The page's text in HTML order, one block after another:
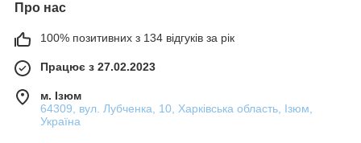
Про нас
100% позитивних з 134 відгуків за рік
Працює з 27.02.2023
м. Ізюм
64309, вул. Лубченка, 10, Харківська область, Ізюм,
Україна